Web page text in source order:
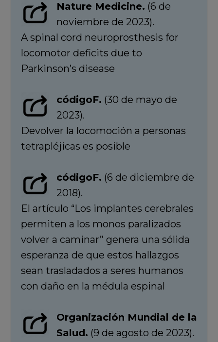
Nature Medicine. (6 de
noviembre de 2023).
A spinal cord neuroprosthesis for
locomotor deficits due to
Parkinson’s disease
códigoF. (30 de mayo de
2023).
Devolver la locomoción a personas
tetrapléjicas es posible
códigoF. (6 de diciembre de
2018).
El artículo “Los implantes cerebrales
permiten a los monos paralizados
volver a caminar” genera una sólida
esperanza de que estos hallazgos
sean trasladados a seres humanos
con daño en la médula espinal
Organización Mundial de la
Salud. (9 de agosto de 2023).